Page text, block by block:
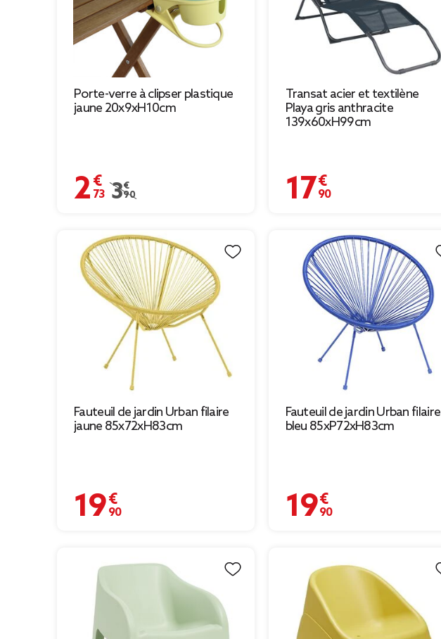
Porte-verre à clipser plastique
jaune 20x9xH10cm
2,73 €
Prix remisé de 3,90 € à 2,73 €
3,90 €
Transat acier et textilène
Playa gris anthracite
139x60xH99cm
17,90 €
Fauteuil de jardin Urban filaire
jaune 85x72xH83cm
19,90 €
Fauteuil de jardin Urban filaire
bleu 85xP72xH83cm
19,90 €